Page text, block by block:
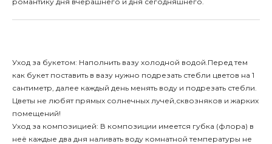
Уход за букетом: Наполнить вазу холодной водой.Перед тем
как букет поставить в вазу нужно подрезать стебли цветов на 1
сантиметр, далее каждый день менять воду и подрезать стебли.
Цветы не любят прямых солнечных лучей,сквозняков и жарких
помещений!
Уход за композицией: В композиции имеется губка (флора) в
неё каждые два дня наливать воду комнатной температуры не